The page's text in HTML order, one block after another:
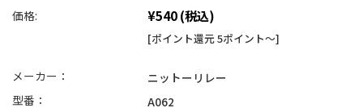
価格: ¥540(税込)
[ポイント還元 5ポイント～]
メーカー：
ニットーリレー
型番：
A062